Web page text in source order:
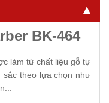
BK-464
làm từ chất liệu gỗ tự
sắc theo lựa chọn như